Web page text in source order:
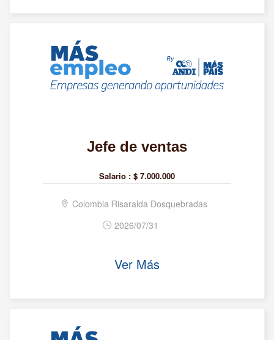
Jefe de ventas
Salario : $ 7.000.000
Colombia Risaralda Dosquebradas
2026/07/31
Ver Más